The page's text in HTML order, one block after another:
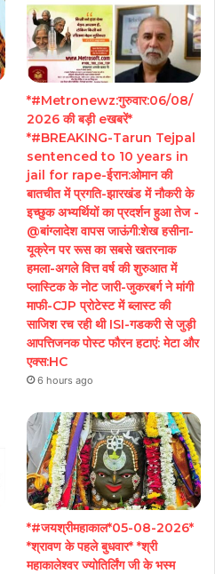
*#Metronewz:गुरुवार:06/08/
2026 की बड़ी eखबरें*
*#BREAKING-Tarun Tejpal
sentenced to 10 years in
jail for rape-ईरान:ओमान की
बातचीत में प्रगति-झारखंड में नौकरी के
इच्छुक अभ्यर्थियों का प्रदर्शन हुआ तेज -
@बांग्लादेश वापस जाऊंगी:शेख हसीना-
यूक्रेन पर रूस का सबसे खतरनाक
हमला-अगले वित्त वर्ष की शुरुआत में
प्लास्टिक के नोट जारी-जुकरबर्ग ने मांगी
माफी-CJP प्रोटेस्ट में ब्लास्ट की
साजिश रच रही थी ISI-गडकरी से जुड़ी
आपत्तिजनक पोस्ट फौरन हटाएं: मेटा और
एक्स:HC
6 hours ago
*#जयश्रीमहाकाल*05-08-2026*
*श्रावण के पहले बुधवार* *श्री
महाकालेश्वर ज्योतिर्लिंग जी के भस्म